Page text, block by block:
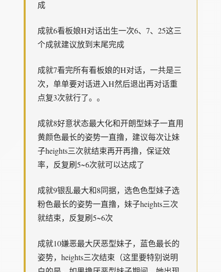
成
成就6看板娘H对话出生一次6、7、25这三
个成就建议放到末尾完成
成就7看完所有看板娘的H对话，一共是三
次，单单要对话进入H然后退出再对话重
点复3次就行了。。
成就8好意状态最大化和开朗型妹子一直用
黄颜色最长的姿势一直撸，建议每次让妹
子heights三次就结束再开再撸，保证效
率，反复刷5~6次就可以达成了
成就9银乱最大和8同据，选色色型妹子选
粉色最长的姿势一直撸，妹子heights三次
就结束，反复刷5~6次
成就10嫌恶最大厌恶型妹子，蓝色最长的
姿势，heights三次结束（这里要特别说明